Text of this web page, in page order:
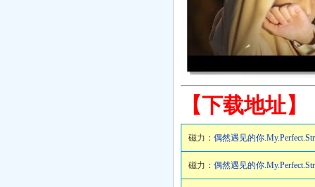
【下载地址】
磁力： 偶然遇见的你
磁力： 偶然遇见的你